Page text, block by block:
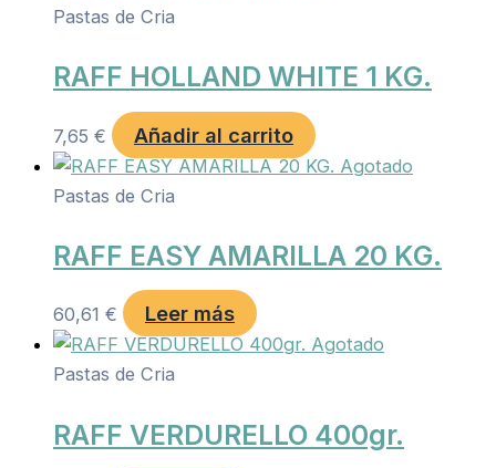
Pastas de Cria
RAFF HOLLAND WHITE 1 KG.
7,65 € Añadir al carrito
Agotado
Pastas de Cria
RAFF EASY AMARILLA 20 KG.
60,61 € Leer más
Agotado
Pastas de Cria
RAFF VERDURELLO 400gr.